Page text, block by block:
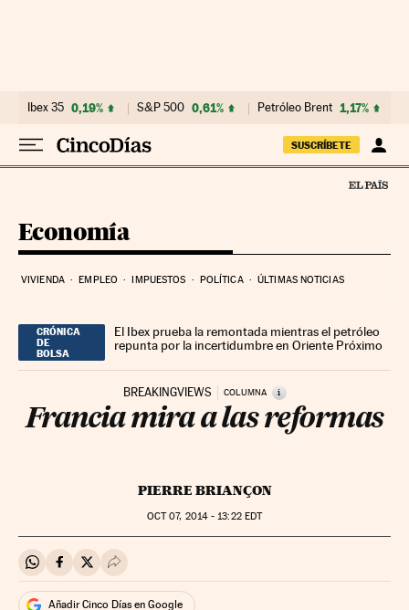
Ibex 35 0,19% S&P 500 0,61% Petróleo Brent 1,17%
SUSCRÍBETE
Economía
VIVIENDA EMPLEO IMPUESTOS POLÍTICA ÚLTIMAS NOTICIAS
CRÓNICA
DE
BOLSA
El Ibex prueba la remontada mientras el petróleo
repunta por la incertidumbre en Oriente Próximo
BREAKINGVIEWS COLUMNA i
Francia mira a las reformas
PIERRE BRIANÇON
OCT07, 2014 - 13:22EDT
Compartir en Whatsapp
Compartir en Facebook
Compartir en Twitter
Desplegar Redes Sociales
Añadir Cinco Días en Google